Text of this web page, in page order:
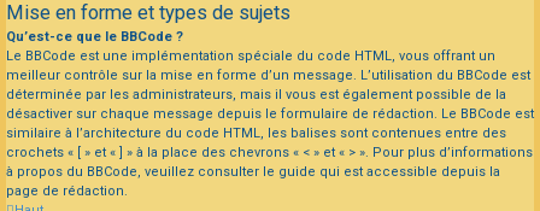
Mise en forme et types de sujets
Qu’est-ce que le BBCode ?
Le BBCode est une implémentation spéciale du code HTML, vous offrant un
meilleur contrôle sur la mise en forme d’un message. L’utilisation du BBCode est
déterminée par les administrateurs, mais il vous est également possible de la
désactiver sur chaque message depuis le formulaire de rédaction. Le BBCode est
similaire à l’architecture du code HTML, les balises sont contenues entre des
crochets « [ » et « ] » à la place des chevrons « < » et « > ». Pour plus d’informations
à propos du BBCode, veuillez consulter le guide qui est accessible depuis la
page de rédaction.